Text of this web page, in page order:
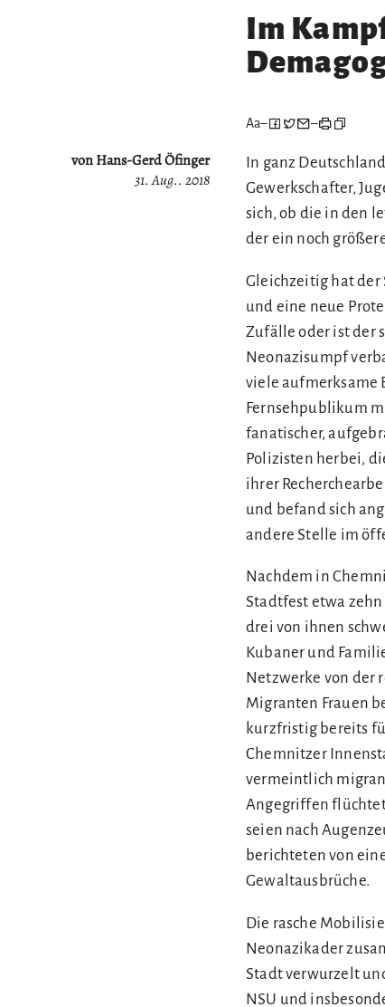
Im
Aa– –
von Hans-Gerd Öfinger
31. Aug.. 2018
In ganz
Gewerkschafter,
sich, ob die in den
der ein noch
Gleichzeitig hat der
und eine neue
Zufälle oder ist der
Neonazisumpf
viele aufmerksame
Fernsehpublikum
fanatischer,
Polizisten herbei,
ihrer
und befand sich
andere Stelle im
Nachdem in
Stadtfest etwa
drei von ihnen
Kubaner und
Netzwerke von der
Migranten Frauen
kurzfristig bereits
Chemnitzer
vermeintlich
Angegriffen
seien nach
berichteten von
Gewaltausbrüche.
Die rasche
Neonazikader
Stadt verwurzelt
NSU und